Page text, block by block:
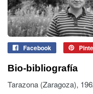
Facebook
Bio-bibliografía
Tarazona (Zaragoza),